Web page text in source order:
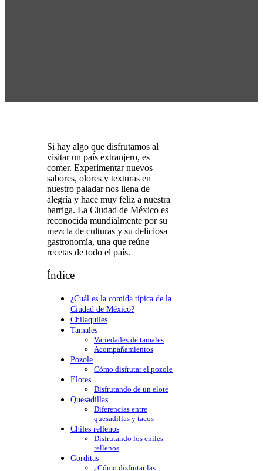
Si hay algo que disfrutamos al
visitar un país extranjero, es
comer. Experimentar nuevos
sabores, olores y texturas en
nuestro paladar nos llena de
alegría y hace muy feliz a nuestra
barriga. La Ciudad de México es
reconocida mundialmente por su
mezcla de culturas y su deliciosa
gastronomía, una que reúne
recetas de todo el país.
Índice
¿Cuál es la comida típica de la
Ciudad de México?
Chilaquiles
Tamales
Variedades de tamales
Acompañamientos
Pozole
Cómo disfrutar el pozole
Elotes
Disfrutando de un elote
Quesadillas
Diferencias entre
quesadillas y tacos
Chiles rellenos
Disfrutando los chiles
rellenos
Gorditas
¿Cómo disfrutar las